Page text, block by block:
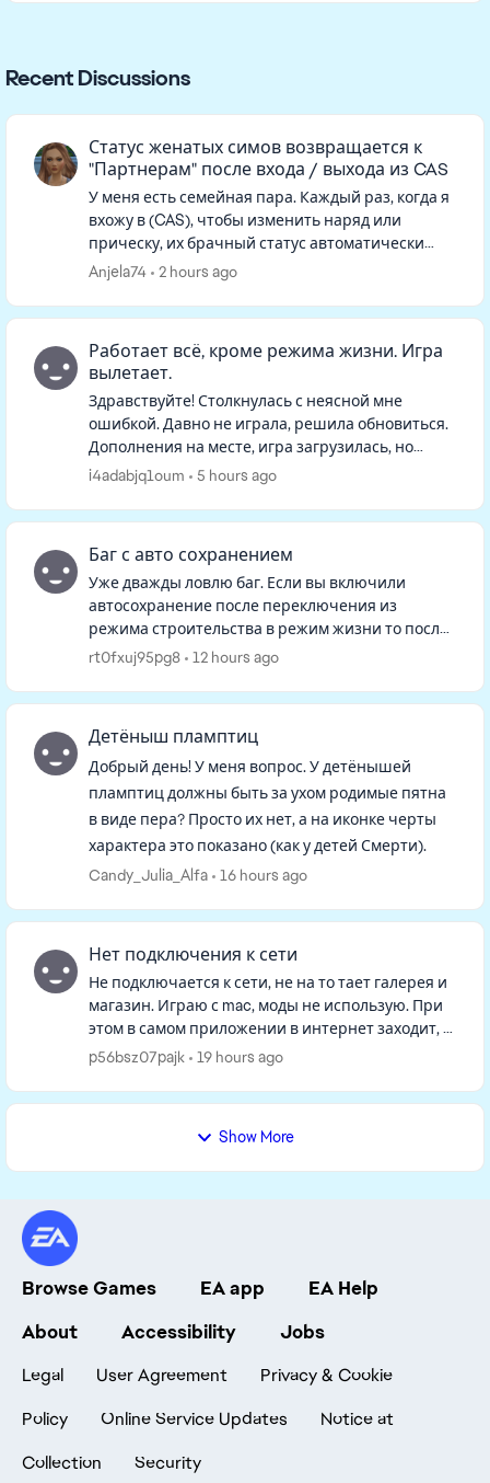
Recent Discussions
Статус женатых симов возвращается к
"Партнерам" после входа / выхода из CAS
У меня есть семейная пара. Каждый раз, когда я
вхожу в (CAS), чтобы изменить наряд или
прическу, их брачный статус автоматически
удаляется. Когда я возвращаюсь в режим
Anjela74 2 hours ago
Работает всё, кроме режима жизни. Игра
вылетает.
Здравствуйте! Столкнулась с неясной мне
ошибкой. Давно не играла, решила обновиться.
Дополнения на месте, игра загрузилась, но
семьи на начальном экране не оказалось. При
i4adabjq1oum 5 hours ago
Баг с авто сохранением
Уже дважды ловлю баг. Если вы включили
автосохранение после переключения из
режима строительства в режим жизни то после
того как вы в режиме строительства все
rt0fxuj95pg8 12 hours ago
Детёныш пламптиц
Добрый день! У меня вопрос. У детёнышей
пламптиц должны быть за ухом родимые пятна
в виде пера? Просто их нет, а на иконке черты
характера это показано (как у детей Смерти).
Candy_Julia_Alfa
16 hours ago
Нет подключения к сети
Не подключается к сети, не на то тает галерея и
магазин. Играю с mac, моды не использую. При
этом в самом приложении в интернет заходит, а
в игре нет. Удалила файл с кэшем и
p56bsz07pajk 19 hours ago
Show More
Browse Games EA app
EA Help
About
Accessibility Jobs
Legal User Agreement
Privacy & Cookie
Policy
Online Service Updates
Notice at
Collection
Security